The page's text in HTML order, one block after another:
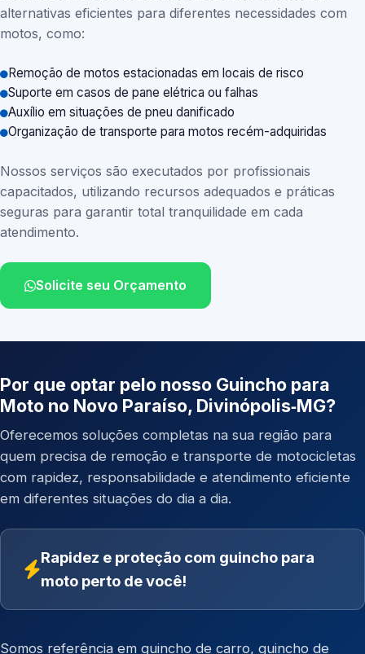
alternativas eficientes para diferentes necessidades com
motos, como:
Remoção de motos estacionadas em locais de risco
Suporte em casos de pane elétrica ou falhas
Auxílio em situações de pneu danificado
Organização de transporte para motos recém-adquiridas
Nossos serviços são executados por profissionais
capacitados, utilizando recursos adequados e práticas
seguras para garantir total tranquilidade em cada
atendimento.
Solicite seu Orçamento
Por que optar pelo nosso Guincho para
Moto no Novo Paraíso, Divinópolis‑MG?
Oferecemos soluções completas na sua região para
quem precisa de remoção e transporte de motocicletas
com rapidez, responsabilidade e atendimento eficiente
em diferentes situações do dia a dia.
Rapidez e proteção com guincho para
moto perto de você!
Somos referência em guincho de carro, guincho de